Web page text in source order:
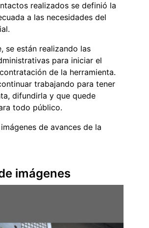
realizados se definió la
a las necesidades del
se están realizando las
para iniciar el
de la herramienta.
trabajando para tener
difundirla y que quede
todo público.
de avances de la
imágenes